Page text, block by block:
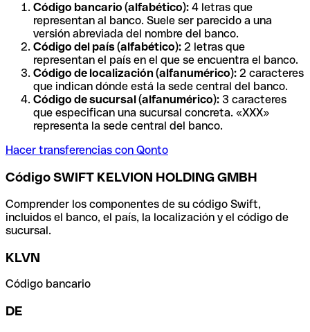
Código bancario (alfabético): 4 letras que
representan al banco. Suele ser parecido a una
versión abreviada del nombre del banco.
Código del país (alfabético): 2 letras que
representan el país en el que se encuentra el banco.
Código de localización (alfanumérico): 2 caracteres
que indican dónde está la sede central del banco.
Código de sucursal (alfanumérico): 3 caracteres
que especifican una sucursal concreta. «XXX»
representa la sede central del banco.
Hacer transferencias con Qonto
Código SWIFT KELVION HOLDING GMBH
Comprender los componentes de su código Swift,
incluidos el banco, el país, la localización y el código de
sucursal.
KLVN
Código bancario
DE